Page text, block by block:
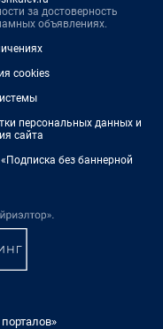
за достоверность
объявлениях.
cookies
персональных данных и
сайта
без баннерной